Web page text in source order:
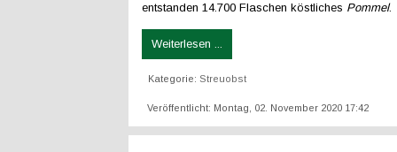
entstanden 14.700 Flaschen köstliches Pommel.
Weiterlesen ...
Kategorie: Streuobst
Veröffentlicht: Montag, 02. November 2020 17:42